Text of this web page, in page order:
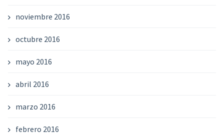
noviembre 2016
octubre 2016
mayo 2016
abril 2016
marzo 2016
febrero 2016